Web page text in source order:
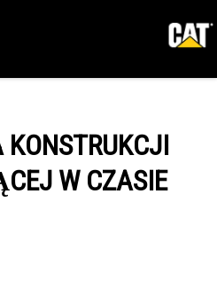
KONSTRUKCJI
W CZASIE